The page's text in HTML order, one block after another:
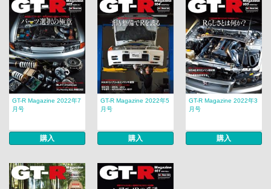
GT-R Magazine 2022年7
月号
購入
GT-R Magazine 2022年5
月号
購入
GT-R Magazine 2022年3
月号
購入